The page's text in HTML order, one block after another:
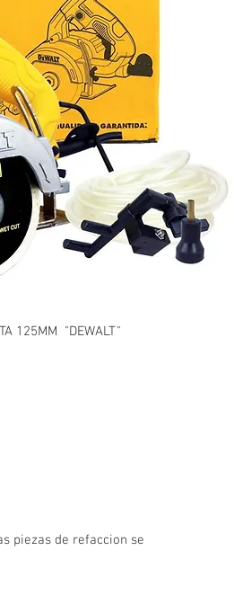
125MM  "DEWALT"
piezas de refaccion se